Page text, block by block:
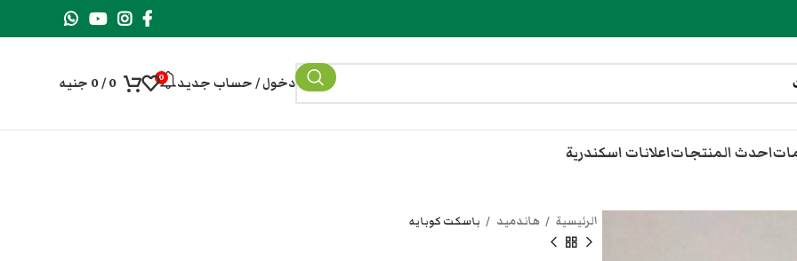
دخول / حساب جديد 0
0
/
0 جنيه
احدث المنتجاتاعلانات اسكندرية
الرئيسية هاندميد باسكت كوبايه